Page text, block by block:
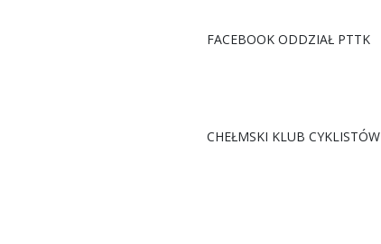
FACEBOOK ODDZIAŁ PTTK
CHEŁMSKI KLUB CYKLISTÓW